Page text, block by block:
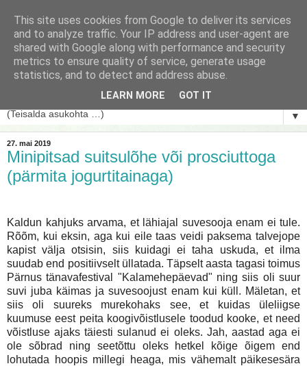
▼
27. mai 2019
Minipitsad suitsulõhe või prosciuttoga
(pärmita jogurtitainaga)
Kaldun kahjuks arvama, et lähiajal suvesooja enam ei tule.
Rõõm, kui eksin, aga kui eile taas veidi paksema talvejope
kapist välja otsisin, siis kuidagi ei taha uskuda, et ilma
suudab end positiivselt üllatada. Täpselt aasta tagasi toimus
Pärnus tänavafestival "Kalamehepäevad" ning siis oli suur
suvi juba käimas ja suvesoojust enam kui küll. Mäletan, et
siis oli suureks murekohaks see, et kuidas üleliigse
kuumuse eest peita koogivõistlusele toodud kooke, et need
võistluse ajaks täiesti sulanud ei oleks. Jah, aastad aga ei
ole sõbrad ning seetõttu oleks hetkel kõige õigem end
lohutada hoopis millegi heaga, mis vähemalt päikesesära
This site uses cookies from Google to deliver its services
and to analyze traffic. Your IP address and user-agent are
shared with Google along with performance and security
metrics to ensure quality of service, generate usage
statistics, and to detect and address abuse.
LEARN MORE GOT IT